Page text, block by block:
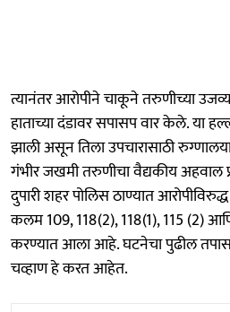
त्यानंतर आरोपीने चाकूने तरुणीच्या
हाताच्या दंडावर सपासप वार केले. या
झाली असून तिला उपचारासाठी
गंभीर जखमी तरुणीचा वैद्यकीय अहवाल
दुपारी शहर पोलिस ठाण्यात
कलम 109, 118(2), 118(1), 115 (2)
करण्यात आला आहे. घटनेचा पुढील तपास
चव्हाण हे करत आहेत.